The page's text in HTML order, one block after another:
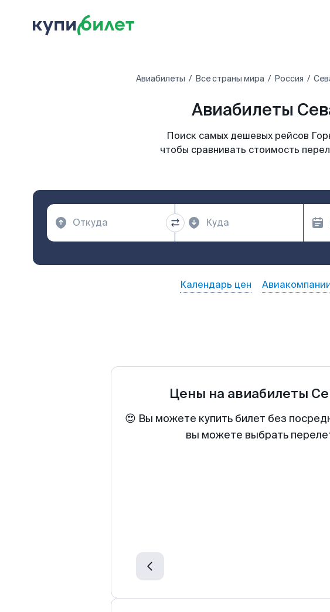
Авиабилеты Все страны мира Россия
Авиабилеты
Поиск самых дешевых рейсов
чтобы сравнивать стоимость
Календарь цен
Цены на авиабилеты
😍 Вы можете купить билет без
вы можете выбрать